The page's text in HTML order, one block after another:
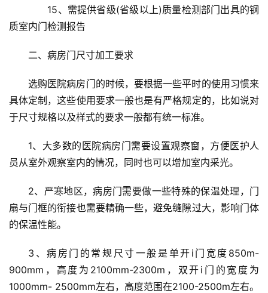
首
入
户
15、需提供省级(省级以上)质量检测部门出具的钢
质室内门检测报告
二、病房门尺寸加工要求
选购医院病房门的时候，要根据一些平时的使用习惯来
具体定制，这些使用要求一般也是有严格规定的，比如说对
于尺寸规格以及样式的要求一般都有统一标准。
1、大多数的医院病房门需要设置观察窗，方便医护人
员从室外观察室内的情况，同时也可以增加室内采光。
2、严寒地区，病房门需要做一些特殊的保温处理，门
扇与门框的衔接也需要精确一些，避免缝隙过大，影响门体
的保温性能。
3、病房门的常规尺寸一般是单开i门宽度850m-
900mm，高度为2100mm-2300m，双开i门的宽度为
1000mm- 2500mm左右，高度范围在2100-2500m左右。